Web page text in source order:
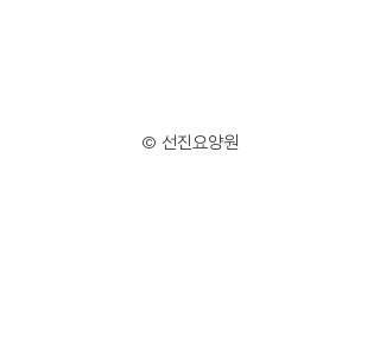
© 선진요양원